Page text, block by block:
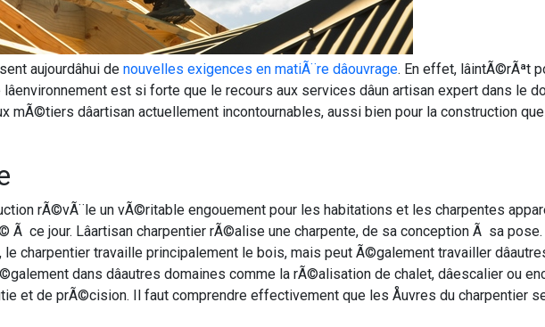
aujourdâhui de nouvelles exigences en matiÃ¨re dâouvrage. En effet,
est si forte que le recours aux services dâun artisan expert dans le
mÃ©tiers dâartisan actuellement incontournables, aussi bien pour la construction que
rÃ©vÃ¨le un vÃ©ritable engouement pour les habitations et les charpentes
Ã ce jour. Lâartisan charpentier rÃ©alise une charpente, de sa conception Ã sa
charpentier travaille principalement le bois, mais peut Ã©galement travailler
dans dâautres domaines comme la rÃ©alisation de chalet, dâescalier ou
et de prÃ©cision. Il faut comprendre effectivement que les Åuvres du charpentier